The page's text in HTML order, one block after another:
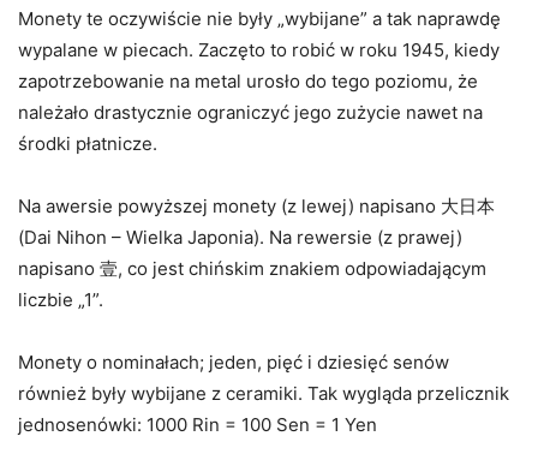
Monety te oczywiście nie były „wybijane” a tak naprawdę
wypalane w piecach. Zaczęto to robić w roku 1945, kiedy
zapotrzebowanie na metal urosło do tego poziomu, że
należało drastycznie ograniczyć jego zużycie nawet na
środki płatnicze.
Na awersie powyższej monety (z lewej) napisano 大日本
(Dai Nihon – Wielka Japonia). Na rewersie (z prawej)
napisano 壹, co jest chińskim znakiem odpowiadającym
liczbie „1”.
Monety o nominałach; jeden, pięć i dziesięć senów
również były wybijane z ceramiki. Tak wygląda przelicznik
jednosenówki: 1000 Rin = 100 Sen = 1 Yen